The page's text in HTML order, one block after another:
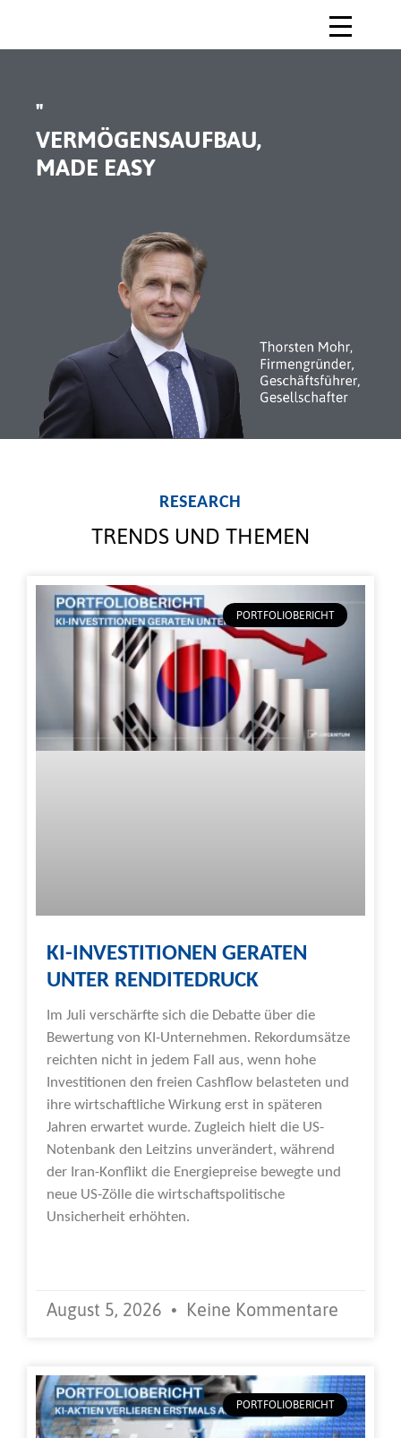
"
VERMÖGENSAUFBAU,
MADE EASY
RESEARCH
TRENDS UND THEMEN
PORTFOLIOBERICHT
KI-INVESTITIONEN GERATEN
UNTER RENDITEDRUCK
Im Juli verschärfte sich die Debatte über die
Bewertung von KI-Unternehmen. Rekordumsätze
reichten nicht in jedem Fall aus, wenn hohe
Investitionen den freien Cashflow belasteten und
ihre wirtschaftliche Wirkung erst in späteren
Jahren erwartet wurde. Zugleich hielt die US-
Notenbank den Leitzins unverändert, während
der Iran-Konflikt die Energiepreise bewegte und
neue US-Zölle die wirtschaftspolitische
Unsicherheit erhöhten.
August 5, 2026 Keine Kommentare
PORTFOLIOBERICHT